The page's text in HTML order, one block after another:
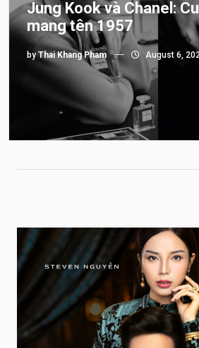
Jung Kook và Chanel:
mang tên 1957
byThai Khang Pham August 6,